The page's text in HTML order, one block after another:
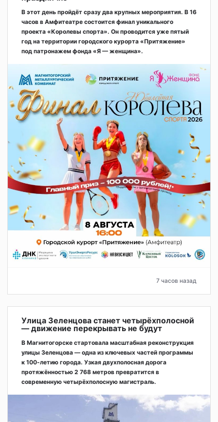
В этот день пройдёт сразу два крупных мероприятия. В 16
часов в Амфитеатре состоится финал уникального
проекта «Королевы спорта». Он проводится уже пятый
год на территории городского курорта «Притяжение»
под патронажем фонда «Я — женщина».
7 часов назад
Улица Зеленцова станет четырёхполосной
— движение перекрывать не будут
В Магнитогорске стартовала масштабная реконструкция
улицы Зеленцова — одна из ключевых частей программы
к 100-летию города. Узкая двухполосная дорога
протяжённостью 2 768 метров превратится в
современную четырёхполосную магистраль.